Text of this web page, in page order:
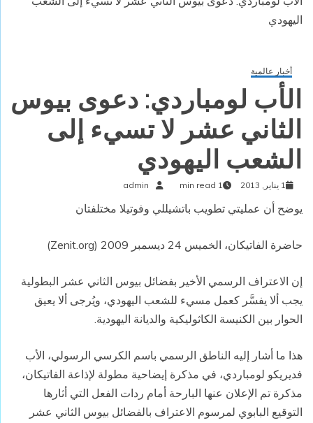
اليهودي
أخبار عالمية
الأب لومباردي: دعوى بيوس
الثاني عشر لا تسيء إلى
الشعب اليهودي
1 يناير, 2013 1 min read
admin
يوضح أن عمليتي تطويب باتشيللي وفوتيلا مختلفتان
حاضرة الفاتيكان، الخميس 24 ديسمبر 2009 (Zenit.org)
إن الاعتراف الرسمي الأخير بفضائل بيوس الثاني عشر البطولية
يجب ألا يفسَّر كعمل مسيء للشعب اليهودي، ويُرجى ألا يعيق
الحوار بين الكنيسة الكاثوليكية والديانة اليهودية.
هذا ما أشار إليه الناطق الرسمي باسم الكرسي الرسولي، الأب
فديريكو لومباردي، في مذكرة إيضاحية مطولة لإذاعة الفاتيكان،
مذكرة تم الإعلان عنها البارحة أمام ردات الفعل التي أثارها
التوقيع البابوي لمرسوم الاعتراف بالفضائل بيوس الثاني عشر